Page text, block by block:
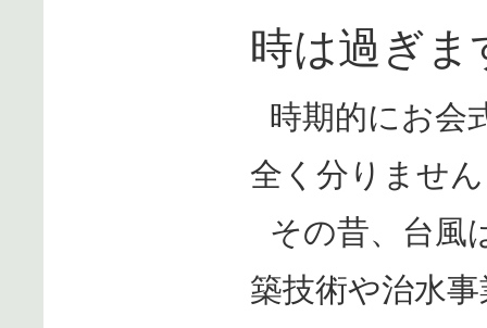
時は過ぎま
時期的にお会
全く分りませ
その昔、台風
築技術や治水